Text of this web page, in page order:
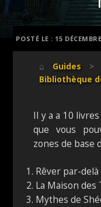
⌂ Guides >
Bibliothèque
Il y a a 10
que vous
zones de base
Rêver par-
La Maison des
Mythes de
POSTÉ LE : 15